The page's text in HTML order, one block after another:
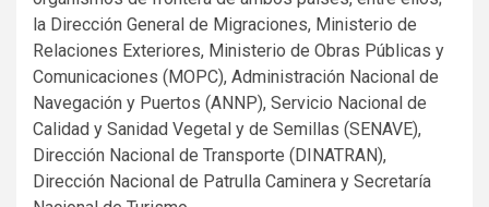
la Dirección General de Migraciones, Ministerio de
Relaciones Exteriores, Ministerio de Obras Públicas y
Comunicaciones (MOPC), Administración Nacional de
Navegación y Puertos (ANNP), Servicio Nacional de
Calidad y Sanidad Vegetal y de Semillas (SENAVE),
Dirección Nacional de Transporte (DINATRAN),
Dirección Nacional de Patrulla Caminera y Secretaría